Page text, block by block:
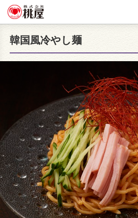
韓国風冷やし麺